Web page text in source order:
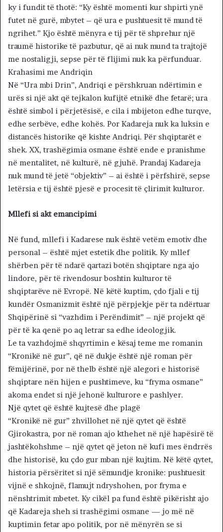
ky i fundit të thotë: “Ky është momenti kur shpirti ynë
futet në gurë, mbytet – që ura e pushtuesit të mund të
ngrihet.” Kjo është mënyra e tij për të shprehur një
traumë historike të pazbutur, që ai nuk mund ta trajtojë
me nostaligji, sepse për të flijimi nuk ka përfunduar.
Krahasimi me Andriqin
Në “Ura mbi Drin”, Andriqi e përshkruan ndërtimin e
urës si një akt që tejkalon kufijtë etnikë dhe fetarë; ura
është simbol i përjetësisë, e cila i mbijeton edhe turqve,
edhe serbëve, edhe kohës. Por Kadareja nuk ka luksin e
distancës historike që kishte Andriqi. Për shqiptarët e
shek. XX, trashëgimia osmane është ende e pranishme
në mentalitet, në kulturë, në gjuhë. Prandaj Kadareja
nuk mund të jetë “objektiv” – ai është i përfshirë, sepse
letërsia e tij është pjesë e procesit të çlirimit kulturor.
Mllefi si akt emancipimi
Në fund, mllefi i Kadarese nuk është vetëm emotiv dhe
personal – është mjet estetik dhe politik. Ky mllef
shërben për të ndarë qartazi botën shqiptare nga ajo
lindore, për të rivendosur boshtin kulturor të
shqiptarëve në Evropë. Në këtë kuptim, çdo fjali e tij
kundër Osmanizmit është një përpjekje për ta ndërtuar
Shqipërinë si “vazhdim i Perëndimit” – një projekt që
për të ka qenë po aq letrar sa edhe ideologjik.
Le ta vazhdojmë shqyrtimin e kësaj teme me romanin
“Kronikë në gur”, që në dukje është një roman për
fëmijërinë, por në thelb është një alegori e historisë
shqiptare nën hijen e pushtimeve, ku “fryma osmane”
akoma endet si një jehonë kulturore e pashlyer.
Një qytet që është kujtesë dhe plagë
“Kronikë në gur” zhvillohet në një qytet që është
Gjirokastra, por në roman ajo kthehet në një hapësirë të
jashtëkohshme – një qytet që jeton në kufi mes ëndrrës
dhe historisë, ku çdo gur mban një kujtim. Në këtë qytet,
historia përsëritet si një sëmundje kronike: pushtuesit
vijnë e shkojnë, flamujt ndryshohen, por fryma e
nënshtrimit mbetet. Ky cikël pa fund është pikërisht ajo
që Kadareja sheh si trashëgimi osmane — jo më në
kuptimin fetar apo politik, por në mënyrën se si